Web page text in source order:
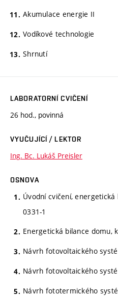
Akumulace energie II
Vodíkové technologie
Shrnutí
LABORATORNÍ CVIČENÍ
26 hod., povinná
VYUČUJÍCÍ / LEKTOR
Ing. Bc. Lukáš Preisler
OSNOVA
Úvodní cvičení,
0331-1
Energetická bilance domu,
Návrh fotovoltaického
Návrh fotovoltaického
Návrh fototermického